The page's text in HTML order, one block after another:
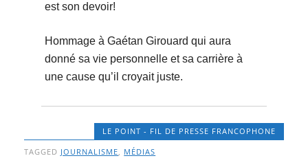
est son devoir!
Hommage à Gaétan Girouard qui aura
donné sa vie personnelle et sa carrière à
une cause qu’il croyait juste.
LE POINT - FIL DE PRESSE FRANCOPHONE
TAGGED JOURNALISME, MÉDIAS